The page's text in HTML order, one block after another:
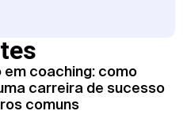
em coaching: como
carreira de sucesso
comuns